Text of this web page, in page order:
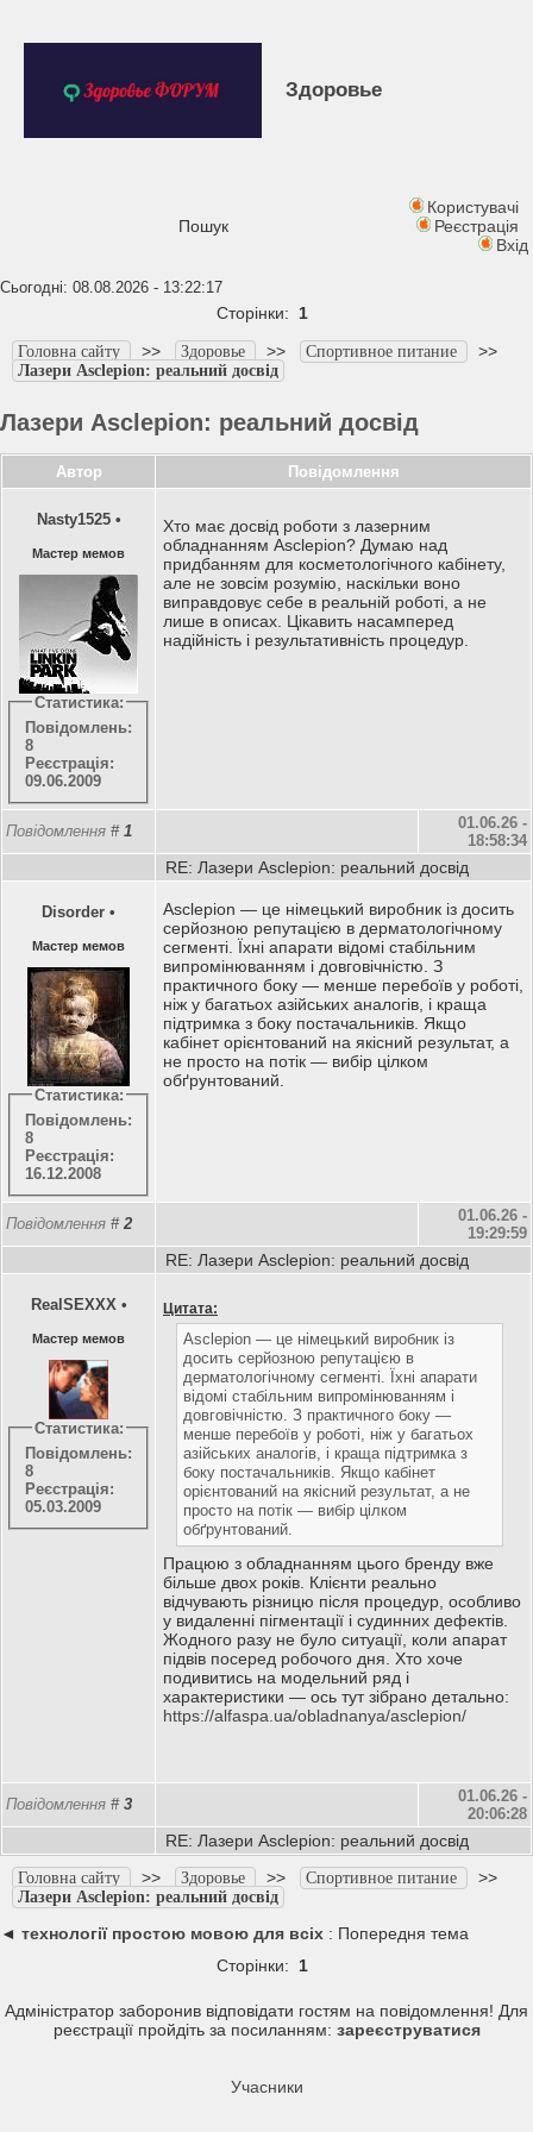
Здоровье
Пошук
Користувачі
Реєстрація
Вхід
Сьогодні: 08.08.2026 - 13:22:17
Сторінки: 1
Головна сайту >> Здоровье >> Спортивное питание >>
Лазери Asclepion: реальний досвід
Лазери Asclepion: реальний досвід
Автор Повідомлення
Nasty1525 •
Мастер мемов
Статистика:
Повідомлень:
8
Реєстрація:
09.06.2009
Хто має досвід роботи з лазерним
обладнанням Asclepion? Думаю над
придбанням для косметологічного кабінету,
але не зовсім розумію, наскільки воно
виправдовує себе в реальній роботі, а не
лише в описах. Цікавить насамперед
надійність і результативність процедур.
Повідомлення # 1
01.06.26 -
18:58:34
RE: Лазери Asclepion: реальний досвід
Disorder •
Мастер мемов
Статистика:
Повідомлень:
8
Реєстрація:
16.12.2008
Asclepion — це німецький виробник із досить
серйозною репутацією в дерматологічному
сегменті. Їхні апарати відомі стабільним
випромінюванням і довговічністю. З
практичного боку — менше перебоїв у роботі,
ніж у багатьох азійських аналогів, і краща
підтримка з боку постачальників. Якщо
кабінет орієнтований на якісний результат, а
не просто на потік — вибір цілком
обґрунтований.
Повідомлення # 2
01.06.26 -
19:29:59
RE: Лазери Asclepion: реальний досвід
RealSEXXX •
Мастер мемов
Статистика:
Повідомлень:
8
Реєстрація:
05.03.2009
Цитата:
Asclepion — це німецький виробник із
досить серйозною репутацією в
дерматологічному сегменті. Їхні апарати
відомі стабільним випромінюванням і
довговічністю. З практичного боку —
менше перебоїв у роботі, ніж у багатьох
азійських аналогів, і краща підтримка з
боку постачальників. Якщо кабінет
орієнтований на якісний результат, а не
просто на потік — вибір цілком
обґрунтований.
Працюю з обладнанням цього бренду вже
більше двох років. Клієнти реально
відчувають різницю після процедур, особливо
у видаленні пігментації і судинних дефектів.
Жодного разу не було ситуації, коли апарат
підвів посеред робочого дня. Хто хоче
подивитись на модельний ряд і
характеристики — ось тут зібрано детально:
https://alfaspa.ua/obladnanya/asclepion/
Повідомлення # 3
01.06.26 -
20:06:28
RE: Лазери Asclepion: реальний досвід
Головна сайту >> Здоровье >> Спортивное питание >>
Лазери Asclepion: реальний досвід
◄ технології простою мовою для всіх : Попередня тема
Сторінки: 1
Адміністратор заборонив відповідати гостям на повідомлення! Для
реєстрації пройдіть за посиланням: зареєструватися
Учасники